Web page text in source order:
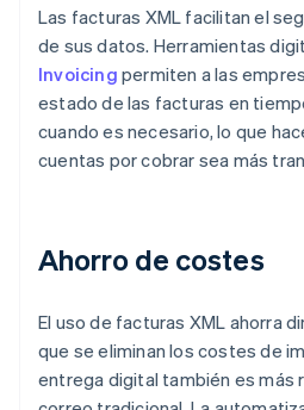
Las facturas XML facilitan el
de sus datos. Herramientas
Invoicing permiten a las
estado de las facturas en
cuando es necesario, lo que
cuentas por cobrar sea más
Ahorro de costes
El uso de facturas XML ahorra
que se eliminan los costes de
entrega digital también es más